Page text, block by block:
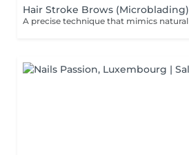
Hair Stroke Brows (Microblading)